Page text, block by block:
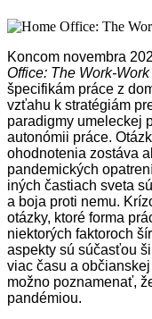
Koncom novembra
Office: The Work-
špecifikám práce z
vzťahu k stratégiám
paradigmy umeleckej
autonómii práce.
ohodnotenia zostáva
pandemických
iných častiach sveta
a boja proti nemu.
otázky, ktoré forma
niektorých faktoroch
aspekty sú súčasťou
viac času a
možno poznamenať,
pandémiou.